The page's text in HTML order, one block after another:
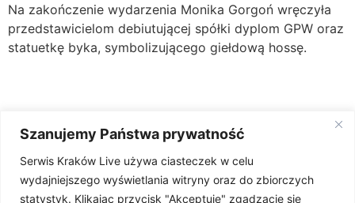
Szanujemy Państwa prywatność
Serwis Kraków Live używa ciasteczek w celu
wydajniejszego wyświetlania witryny oraz do zbiorczych
statystyk. Klikając przycisk "Akceptuję" zgadzacie się
Na zakończenie wydarzenia Monika Gorgoń wręczyła
przedstawicielom debiutującej spółki dyplom GPW oraz
statuetkę byka, symbolizującego giełdową hossę.
Źródło: PAP MediaRoom